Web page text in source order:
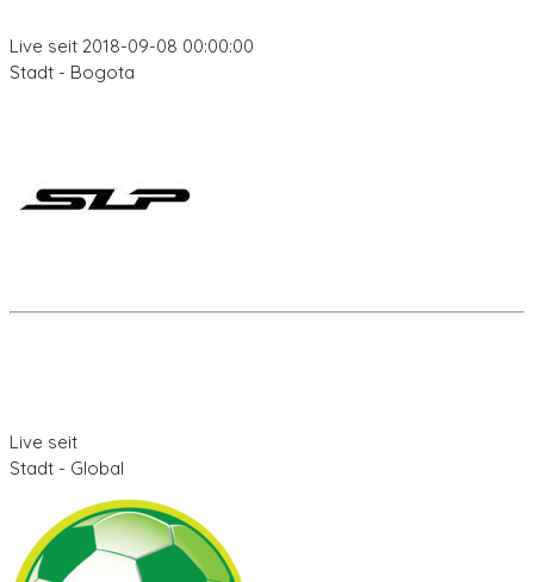
Live seit 2018-09-08 00:00:00
Stadt - Bogota
Live seit
Stadt - Global